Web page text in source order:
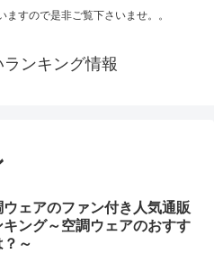
すので是非ご覧下さいませ。。
ンキング情報
ウェアのファン付き人気通販
キング～空調ウェアのおすす
～